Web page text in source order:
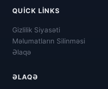
QUICK LINKS
Gizlilik Siyasəti
Məlumatların Silinməsi
Əlaqə
ƏLAQƏ